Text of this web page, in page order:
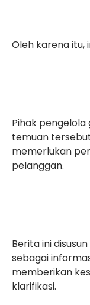
Oleh karena itu,
Pihak
temuan
memerlukan
pelanggan.
Berita ini
sebagai
memberikan
klarifikasi.